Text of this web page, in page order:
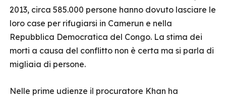
2013, circa 585.000 persone hanno dovuto lasciare le
loro case per rifugiarsi in Camerun e nella
Repubblica Democratica del Congo. La stima dei
morti a causa del conflitto non è certa ma si parla di
migliaia di persone.
Nelle prime udienze il procuratore Khan ha